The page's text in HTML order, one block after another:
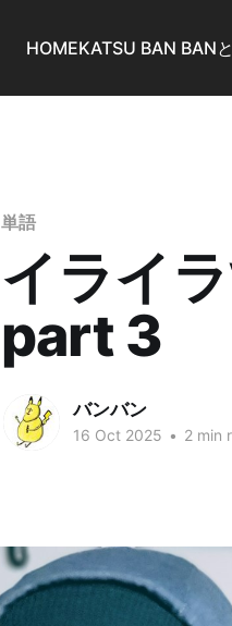
HOMEKATSU BAN BAN
単語
イライ
part 3
バンバン
16 Oct 2025 • 2 min